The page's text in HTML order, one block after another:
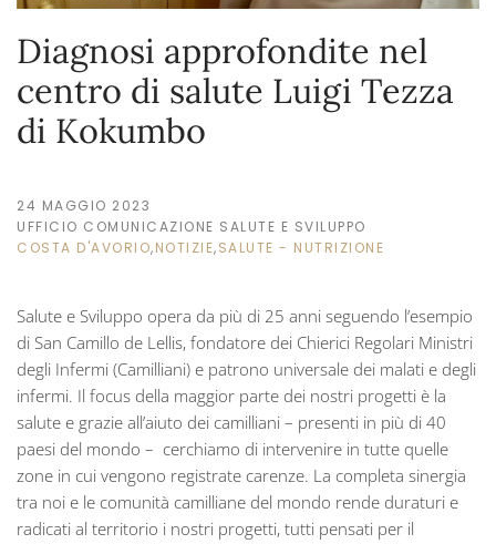
Diagnosi approfondite nel
centro di salute Luigi Tezza
di Kokumbo
24 MAGGIO 2023
UFFICIO COMUNICAZIONE SALUTE E SVILUPPO
COSTA D'AVORIO,NOTIZIE,SALUTE - NUTRIZIONE
Salute e Sviluppo opera da più di 25 anni seguendo l’esempio
di San Camillo de Lellis, fondatore dei Chierici Regolari Ministri
degli Infermi (Camilliani) e patrono universale dei malati e degli
infermi. Il focus della maggior parte dei nostri progetti è la
salute e grazie all’aiuto dei camilliani – presenti in più di 40
paesi del mondo – cerchiamo di intervenire in tutte quelle
zone in cui vengono registrate carenze. La completa sinergia
tra noi e le comunità camilliane del mondo rende duraturi e
radicati al territorio i nostri progetti, tutti pensati per il